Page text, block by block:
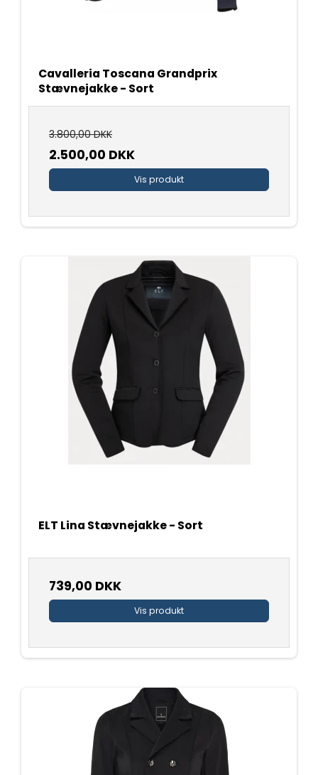
Cavalleria Toscana Grandprix
Stævnejakke - Sort
3.800,00 DKK
2.500,00 DKK
Vis produkt
ELT Lina Stævnejakke - Sort
739,00 DKK
Vis produkt